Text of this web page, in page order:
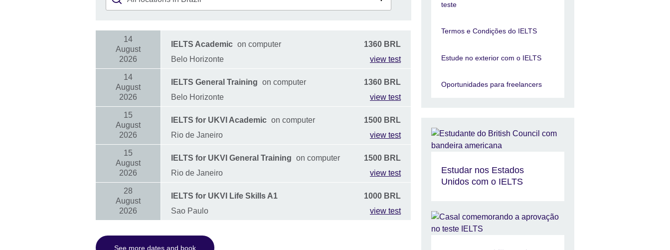
14
August
2026
IELTS Academic on computer
1360 BRL
Belo Horizonte
view test
14
August
2026
IELTS General Training on computer
1360 BRL
Belo Horizonte
view test
15
August
2026
IELTS for UKVI Academic on computer
1500 BRL
Rio de Janeiro
view test
15
August
2026
IELTS for UKVI General Training on computer
1500 BRL
Rio de Janeiro
view test
28
August
2026
IELTS for UKVI Life Skills A1
1000 BRL
Sao Paulo
view test
See more dates and book
teste
Termos e Condições do IELTS
Estude no exterior com o IELTS
Oportunidades para freelancers
Estudar nos Estados
Unidos com o IELTS